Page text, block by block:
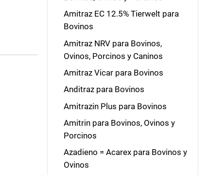
Amitraz EC 12.5% Tierwelt para
Bovinos
Amitraz NRV para Bovinos,
Ovinos, Porcinos y Caninos
Amitraz Vicar para Bovinos
Anditraz para Bovinos
Amitrazin Plus para Bovinos
Amitrin para Bovinos, Ovinos y
Porcinos
Azadieno = Acarex para Bovinos y
Ovinos